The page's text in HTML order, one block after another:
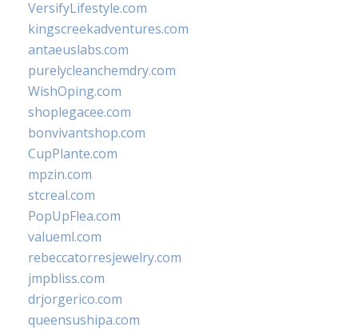
VersifyLifestyle.com
kingscreekadventures.com
antaeuslabs.com
purelycleanchemdry.com
WishOping.com
shoplegacee.com
bonvivantshop.com
CupPlante.com
mpzin.com
stcreal.com
PopUpFlea.com
valueml.com
rebeccatorresjewelry.com
jmpbliss.com
drjorgerico.com
queensushipa.com